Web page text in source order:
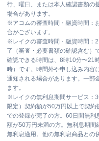
行、曜日、または本人確認書類の
場合があります。
※アコムの審査時間・融資時間：
合がございます。
※ レイクの審査時間・融資時間：
了（審査・必要書類の確認含む）
確認できる時間は、8時10分〜21
時）です。時間外や申し込み内容
通知される場合があります。一部
ます。
※ レイクの無利息期間サービス：
限定）契約額が50万円以上で契
での登録が完了の方。60日間無利
額が50万円未満の方。無利息期間
無利息適用。他の無利息商品との